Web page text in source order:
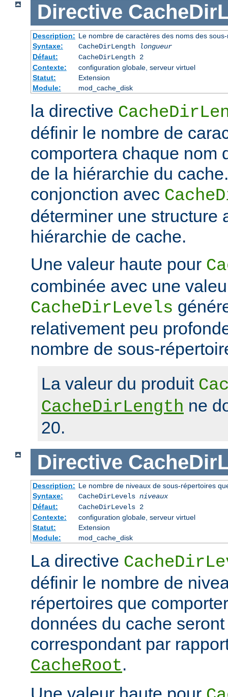
Directive
Description: Le nombre de caractères des noms des
Syntaxe:
CacheDirLength
longueur
Défaut:
CacheDirLength 2
Contexte:
configuration globale, serveur virtuel
Statut:
Extension
Module:
mod_cache_disk
la directive
définir le nombre de
comportera chaque nom
de la hiérarchie du
conjonction avec
déterminer une structure
hiérarchie de cache.
Une valeur haute pour
combinée avec une
CacheDirLevels
relativement peu
nombre de sous-
La valeur du produit
CacheDirLength ne
20.
Directive
Description: Le nombre de niveaux de sous-répertoires
Syntaxe:
CacheDirLevels niveaux
Défaut:
CacheDirLevels 2
Contexte:
configuration globale, serveur virtuel
Statut:
Extension
Module:
mod_cache_disk
La directive
définir le nombre de
répertoires que
données du cache
correspondant par
CacheRoot.